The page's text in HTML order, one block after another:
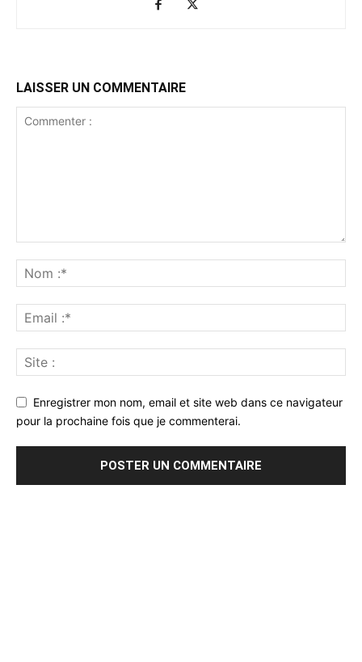
LAISSER UN COMMENTAIRE
Enregistrer mon nom, email et site web dans ce navigateur
pour la prochaine fois que je commenterai.